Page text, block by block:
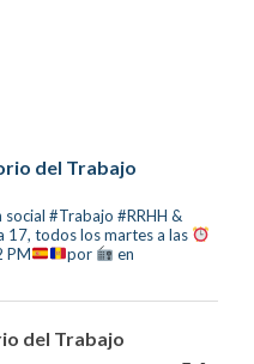
del Trabajo
#Trabajo #RRHH &
17, todos los martes a las
PM por
en
del Trabajo